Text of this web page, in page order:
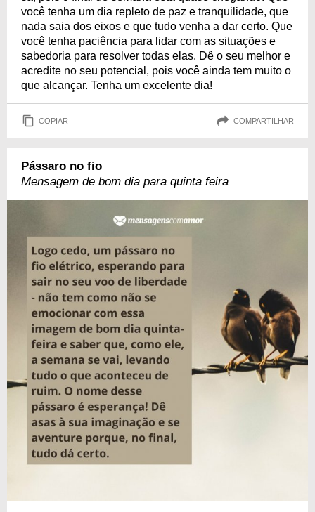
você tenha um dia repleto de paz e tranquilidade, que
nada saia dos eixos e que tudo venha a dar certo. Que
você tenha paciência para lidar com as situações e
sabedoria para resolver todas elas. Dê o seu melhor e
acredite no seu potencial, pois você ainda tem muito o
que alcançar. Tenha um excelente dia!
COPIAR COMPARTILHAR
Pássaro no fio
Mensagem de bom dia para quinta feira